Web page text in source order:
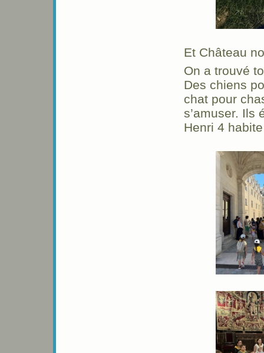
Et Château
On a trouvé
Des chiens
chat pour
s’amuser. Ils
Henri 4